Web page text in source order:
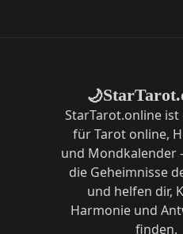
🌙
StarTarot.online
für Tarot online,
und Mondkalender
die Geheimnisse
und helfen dir,
Harmonie und
finden.